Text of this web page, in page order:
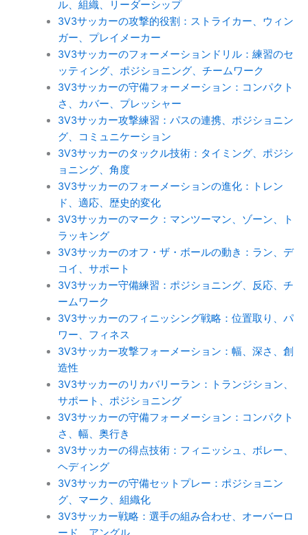
ル、組織、リーダーシップ
3V3サッカーの攻撃的役割：ストライカー、ウィン
ガー、プレイメーカー
3V3サッカーのフォーメーションドリル：練習のセ
ッティング、ポジショニング、チームワーク
3V3サッカーの守備フォーメーション：コンパクト
さ、カバー、プレッシャー
3V3サッカー攻撃練習：パスの連携、ポジショニン
グ、コミュニケーション
3V3サッカーのタックル技術：タイミング、ポジシ
ョニング、角度
3V3サッカーのフォーメーションの進化：トレン
ド、適応、歴史的変化
3V3サッカーのマーク：マンツーマン、ゾーン、ト
ラッキング
3V3サッカーのオフ・ザ・ボールの動き：ラン、デ
コイ、サポート
3V3サッカー守備練習：ポジショニング、反応、チ
ームワーク
3V3サッカーのフィニッシング戦略：位置取り、パ
ワー、フィネス
3V3サッカー攻撃フォーメーション：幅、深さ、創
造性
3V3サッカーのリカバリーラン：トランジション、
サポート、ポジショニング
3V3サッカーの守備フォーメーション：コンパクト
さ、幅、奥行き
3V3サッカーの得点技術：フィニッシュ、ボレー、
ヘディング
3V3サッカーの守備セットプレー：ポジショニン
グ、マーク、組織化
3V3サッカー戦略：選手の組み合わせ、オーバーロ